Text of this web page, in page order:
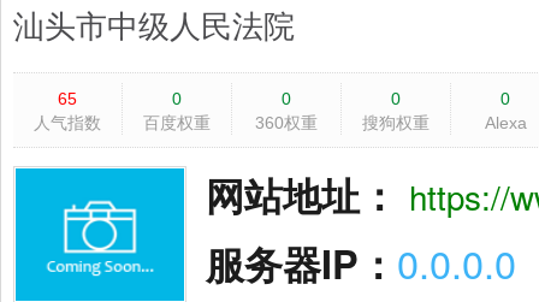
汕头市中级人民法院
65
人气指数
0
百度权重
0
360权重
0
搜狗权重
0
Alexa
网站地址： https://
服务器IP： 0.0.0.0